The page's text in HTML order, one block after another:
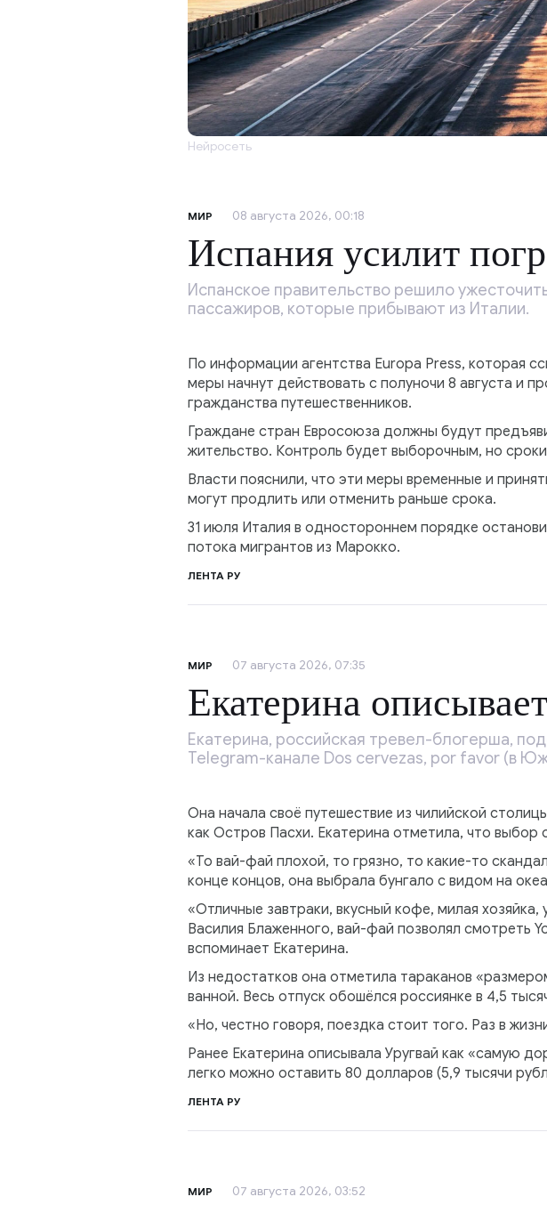
Нейросеть
МИР 08 августа 2026, 00:18
Испания усилит
Испанское правительство решило
пассажиров, которые прибывают из Италии.
По информации агентства Europa Press, которая
меры начнут действовать с полуночи 8 августа и
гражданства путешественников.
Граждане стран Евросоюза должны будут
жительство. Контроль будет выборочным, но
Власти пояснили, что эти меры временные и
могут продлить или отменить раньше срока.
31 июля Италия в одностороннем порядке
потока мигрантов из Марокко.
ЛЕНТА РУ
МИР 07 августа 2026, 07:35
Екатерина
Екатерина, российская тревел-блогерша,
Telegram-канале Dos cervezas, por favor (в
Она начала своё путешествие из чилийской
как Остров Пасхи. Екатерина отметила, что
«То вай-фай плохой, то грязно, то какие-то
конце концов, она выбрала бунгало с видом на
«Отличные завтраки, вкусный кофе, милая
Василия Блаженного, вай-фай позволял смотреть
вспоминает Екатерина.
Из недостатков она отметила тараканов
ванной. Весь отпуск обошёлся россиянке в 4,5
«Но, честно говоря, поездка стоит того. Раз в
Ранее Екатерина описывала Уругвай как «самую
легко можно оставить 80 долларов (5,9 тысячи
ЛЕНТА РУ
МИР 07 августа 2026, 03:52